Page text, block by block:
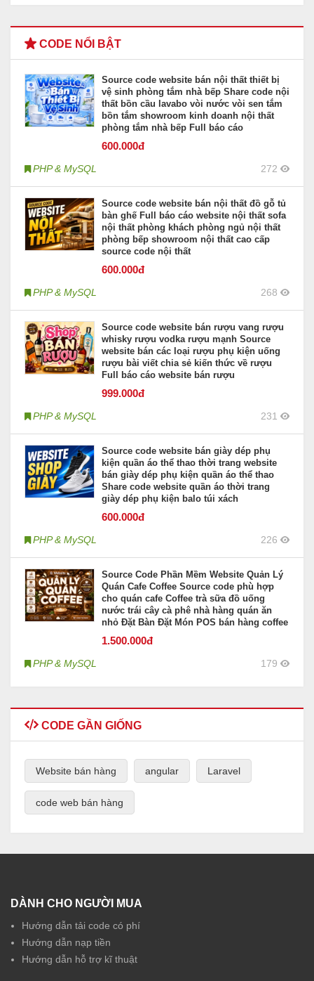
CODE NỔI BẬT
Source code website bán nội thất thiết bị
vệ sinh phòng tắm nhà bếp Share code nội
thất bồn cầu lavabo vòi nước vòi sen tắm
bồn tắm showroom kinh doanh nội thất
phòng tắm nhà bếp Full báo cáo
600.000đ
PHP & MySQL 272
Source code website bán nội thất đồ gỗ tủ
bàn ghế Full báo cáo website nội thất sofa
nội thất phòng khách phòng ngủ nội thất
phòng bếp showroom nội thất cao cấp
source code nội thất
600.000đ
PHP & MySQL 268
Source code website bán rượu vang rượu
whisky rượu vodka rượu mạnh Source
website bán các loại rượu phụ kiện uống
rượu bài viết chia sẻ kiến thức về rượu
Full báo cáo website bán rượu
999.000đ
PHP & MySQL 231
Source code website bán giày dép phụ
kiện quần áo thể thao thời trang website
bán giày dép phụ kiện quần áo thể thao
Share code website quần áo thời trang
giày dép phụ kiện balo túi xách
600.000đ
PHP & MySQL 226
Source Code Phần Mềm Website Quản Lý
Quán Cafe Coffee Source code phù hợp
cho quán cafe Coffee trà sữa đồ uống
nước trái cây cà phê nhà hàng quán ăn
nhỏ Đặt Bàn Đặt Món POS bán hàng coffee
1.500.000đ
PHP & MySQL 179
CODE GẦN GIỐNG
Website bán hàng angular Laravel
code web bán hàng
DÀNH CHO NGƯỜI MUA
Hướng dẫn tải code có phí
Hướng dẫn nạp tiền
Hướng dẫn hỗ trợ kĩ thuật